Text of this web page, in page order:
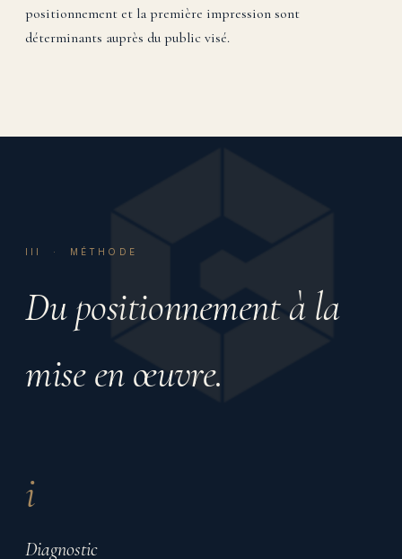
positionnement et la première impression sont
déterminants auprès du public visé.
III · MÉTHODE
Du positionnement à la
mise en œuvre.
i
Diagnostic